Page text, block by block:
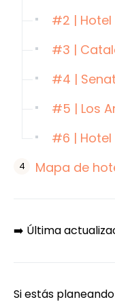
#2 | Hotel
#3 |
#4 |
#5 | Los
#6 | Hotel
Mapa de
➡️ Última
Si estás